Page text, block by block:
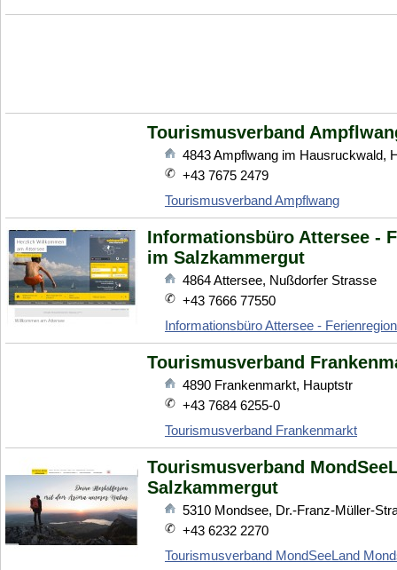
Tourismusverband
4843Ampflwang im Hausruckwald,
+43 7675 2479
Tourismusverband Ampflwang
Informationsbüro Attersee -
im Salzkammergut
4864Attersee, Nußdorfer Strasse
+43 7666 77550
Informationsbüro Attersee -
Tourismusverband
4890 Frankenmarkt, Hauptstr
+43 7684 6255-0
Tourismusverband Frankenmarkt
Tourismusverband
Salzkammergut
5310 Mondsee, Dr.-Franz-Müller-
+43 6232 2270
Tourismusverband MondSeeLand